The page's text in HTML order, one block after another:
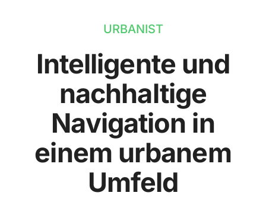
URBANIST
Intelligente und
nachhaltige
Navigation in
einem urbanem
Umfeld